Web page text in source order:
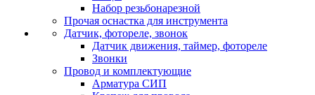
Набор резьбонарезной
Прочая оснастка для инструмента
Датчик, фотореле, звонок
Датчик движения, таймер, фотореле
Звонки
Провод и комплектующие
Арматура СИП